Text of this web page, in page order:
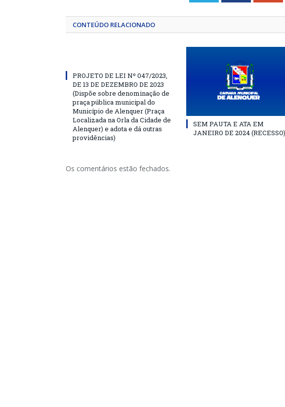
CONTEÚDO RELACIONADO
PROJETO DE LEI Nº 047/2023,
DE 13 DE DEZEMBRO DE 2023
(Dispõe sobre denominação de
praça pública municipal do
Município de Alenquer (Praça
Localizada na Orla da Cidade de
Alenquer) e adota e dá outras
providências)
SEM PAUTA E ATA EM
JANEIRO DE 2024 (RECESSO)
Os comentários estão fechados.